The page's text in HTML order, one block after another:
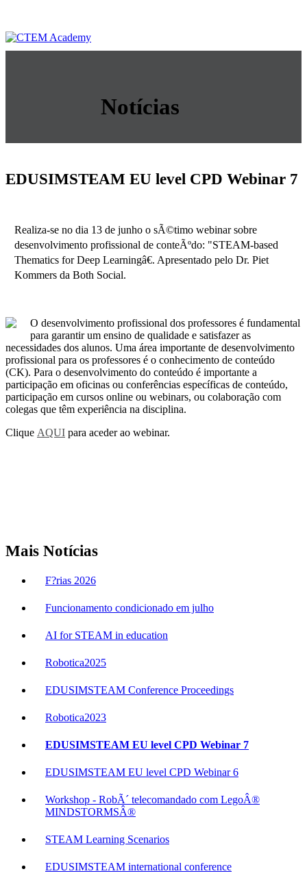
Notícias
EDUSIMSTEAM EU level CPD Webinar 7
Realiza-se no dia 13 de junho o sÃ©timo webinar sobre
desenvolvimento profissional de conteÃºdo: "STEAM-based
Thematics for Deep Learningâ€. Apresentado pelo Dr. Piet
Kommers da Both Social.
O desenvolvimento profissional dos professores é fundamental
para garantir um ensino de qualidade e satisfazer as
necessidades dos alunos. Uma área importante de desenvolvimento
profissional para os professores é o conhecimento de conteúdo
(CK). Para o desenvolvimento do conteúdo é importante a
participação em oficinas ou conferências específicas de conteúdo,
participação em cursos online ou webinars, ou colaboração com
colegas que têm experiência na disciplina.
Clique AQUI para aceder ao webinar.
Mais Notícias
F?rias 2026
Funcionamento condicionado em julho
AI for STEAM in education
Robotica2025
EDUSIMSTEAM Conference Proceedings
Robotica2023
EDUSIMSTEAM EU level CPD Webinar 7
EDUSIMSTEAM EU level CPD Webinar 6
Workshop - RobÃ´ telecomandado com LegoÂ®
MINDSTORMSÂ®
STEAM Learning Scenarios
EDUSIMSTEAM international conference